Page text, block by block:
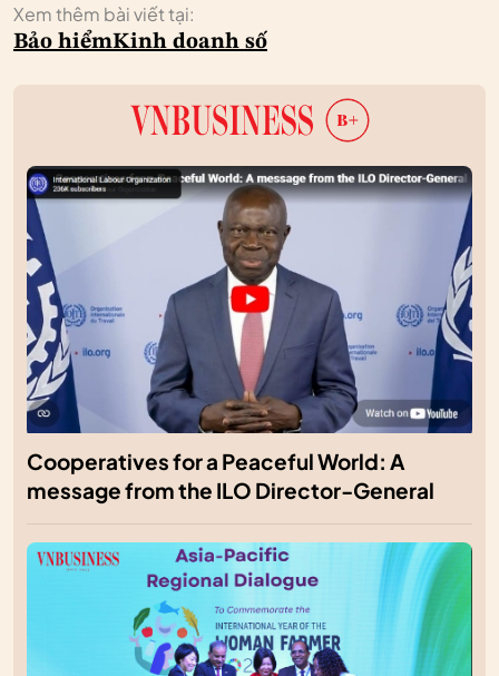
Xem thêm bài viết tại:
Bảo hiểmKinh doanh số
Cooperatives for a Peaceful World: A
message from the ILO Director-General